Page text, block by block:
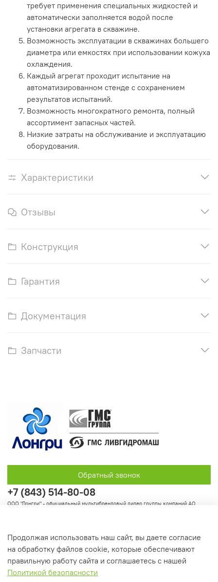
требует применения специальных жидкостей и
автоматически заполняется водой после
установки агрегата в скважине.
Возможность эксплуатации в скважинах большего
диаметра или емкостях при использовании кожуха
охлаждения.
Каждый агрегат проходит испытание на
автоматизированном стенде с сохранением
результатов испытаний.
Возможность многократного ремонта, полный
ассортимент запасных частей.
Низкие затраты на обслуживание и эксплуатацию
оборудования.
Характеристики
Отзывы
Конструкция
Гарантия
Документация
Запчасти
Информация
+7 (843) 514-80-08
ООО "Лонгри" - официальный мультибрендовый дилер группы компаний АО
Обратный звонок
Продолжая использовать наш сайт, вы даете согласие
на обработку файлов cookie, которые обеспечивают
правильную работу сайта и соглашаетесь с нашей
Политикой безопасности